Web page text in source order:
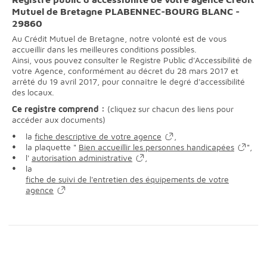
Mutuel de Bretagne PLABENNEC-BOURG BLANC -
29860
Au Crédit Mutuel de Bretagne, notre volonté est de vous
accueillir dans les meilleures conditions possibles.
Ainsi, vous pouvez consulter le Registre Public d'Accessibilité de
votre Agence, conformément au décret du 28 mars 2017 et
arrêté du 19 avril 2017, pour connaître le degré d'accessibilité
des locaux.
Ce registre comprend : (cliquez sur chacun des liens pour
accéder aux documents)
la fiche descriptive de votre agence
la plaquette " Bien accueillir les personnes handicapées
",
l' autorisation administrative
la
fiche de suivi de l'entretien des équipements de votre
agence